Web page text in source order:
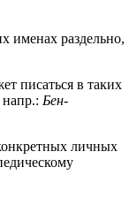
именах раздельно,
писаться в таких
напр.: Бен-
личных